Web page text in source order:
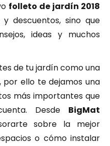
folleto de jardín 2018
descuentos, sino que
ideas y muchos
de tu jardín como una
ello te dejamos una
más importantes que
Desde BigMat
sobre la mejor
o cómo instalar